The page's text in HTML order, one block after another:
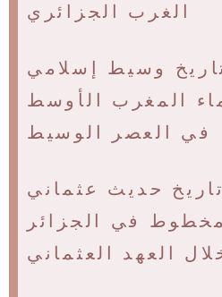
الغرب الجزائري
وسيط إسلامي
المغرب الأوسط
في العصر الوسيط
حديث عثماني
في الجزائر
العهد العثماني